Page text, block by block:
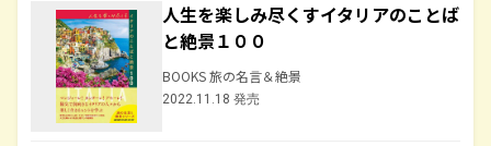
人生を楽しみ尽くすイタリアのことば
と絶景１００
BOOKS 旅の名言＆絶景
2022.11.18 発売